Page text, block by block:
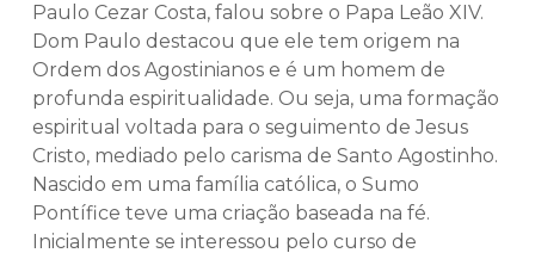
Paulo Cezar Costa, falou sobre o Papa Leão XIV.
Dom Paulo destacou que ele tem origem na
Ordem dos Agostinianos e é um homem de
profunda espiritualidade. Ou seja, uma formação
espiritual voltada para o seguimento de Jesus
Cristo, mediado pelo carisma de Santo Agostinho.
Nascido em uma família católica, o Sumo
Pontífice teve uma criação baseada na fé.
Inicialmente se interessou pelo curso de